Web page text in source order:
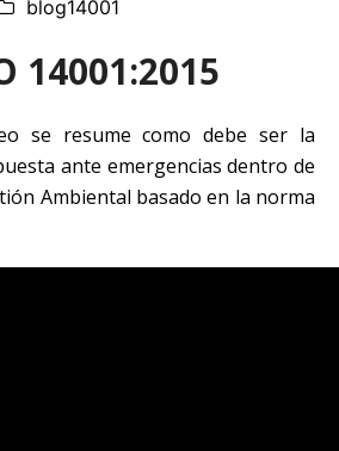
blog14001
14001:2015
se resume como debe ser la
ante emergencias dentro de
Ambiental basado en la norma